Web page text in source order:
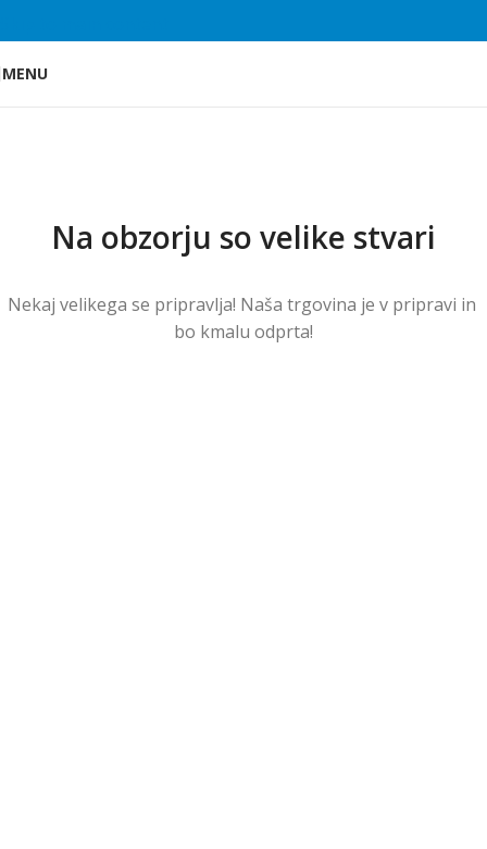
MENU
Na obzorju so velike stvari
Nekaj ​​velikega se pripravlja! Naša trgovina je v pripravi in ​​
bo kmalu odprta!